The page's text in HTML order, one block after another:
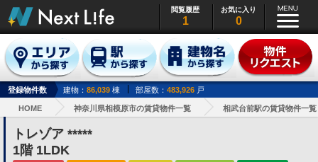
閲覧履歴
1
お気に入り
0
登録物件数 建物： 86,039 棟 部屋数： 483,926 戸
HOME 神奈川県相模原市の賃貸物件一覧 相武台前駅の賃貸物件一覧
トレゾア *****
1階 1LDK